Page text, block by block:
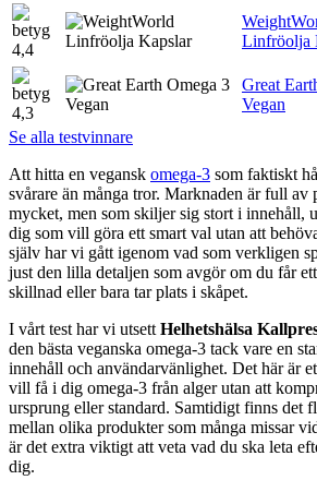
4,4
Linfröolja
4,3
Great
Vegan
Se alla testvinnare
Att hitta en vegansk omega-3 som faktiskt
svårare än många tror. Marknaden är full av
mycket, men som skiljer sig stort i innehåll,
dig som vill göra ett smart val utan att
själv har vi gått igenom vad som verkligen
just den lilla detaljen som avgör om du får
skillnad eller bara tar plats i skåpet.
I vårt test har vi utsett Helhetshälsa
den bästa veganska omega-3 tack vare en
innehåll och användarvänlighet. Det här är
vill få i dig omega-3 från alger utan att
ursprung eller standard. Samtidigt finns det
mellan olika produkter som många missar
är det extra viktigt att veta vad du ska leta
dig.